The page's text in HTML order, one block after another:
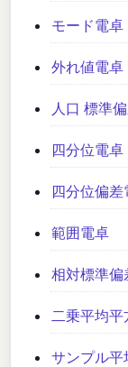
モード電卓
外れ値電卓
人口 標準
四分位電卓
四分位偏差
範囲電卓
相対標準偏
二乗平均平
サンプル平